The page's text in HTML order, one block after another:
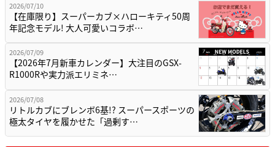
2026/07/10
【在庫限り】スーパーカブ×ハローキティ50周
年記念モデル! 大人可愛いコラボ…
2026/07/09
【2026年7月新車カレンダー】大注目のGSX-
R1000Rや実力派エリミネ…
2026/07/08
リトルカブにブレンボ6基!? スーパースポーツの
極太タイヤを履かせた「過剰す…